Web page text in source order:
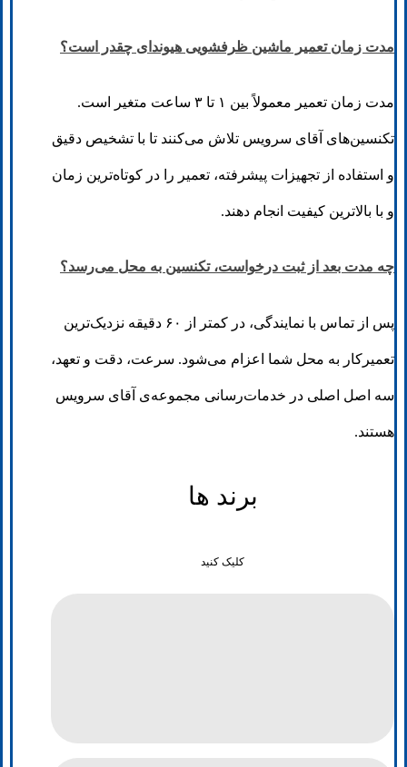
مدت زمان تعمیر ماشین ظرفشویی هیوندای چقدر است؟
مدت زمان تعمیر معمولاً بین ۱ تا ۳ ساعت متغیر است.
تکنسین‌های آقای سرویس تلاش می‌کنند تا با تشخیص دقیق
و استفاده از تجهیزات پیشرفته، تعمیر را در کوتاه‌ترین زمان
و با بالاترین کیفیت انجام دهند.
چه مدت بعد از ثبت درخواست، تکنسین به محل می‌رسد؟
پس از تماس با نمایندگی، در کمتر از ۶۰ دقیقه نزدیک‌ترین
تعمیرکار به محل شما اعزام می‌شود. سرعت، دقت و تعهد،
سه اصل اصلی در خدمات‌رسانی مجموعه‌ی آقای سرویس
هستند.
برند ها
کلیک کنید